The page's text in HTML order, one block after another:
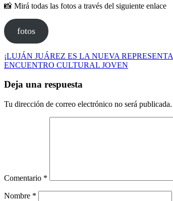
📸 Mirá todas las fotos a través del siguiente enlace
fotos
Navegación
de
entradas
¡LUJÁN JUÁREZ ES LA NUEVA
ENCUENTRO CULTURAL JOVEN
Deja una respuesta
Tu dirección de correo electrónico no será publicada.
Comentario *
Nombre *